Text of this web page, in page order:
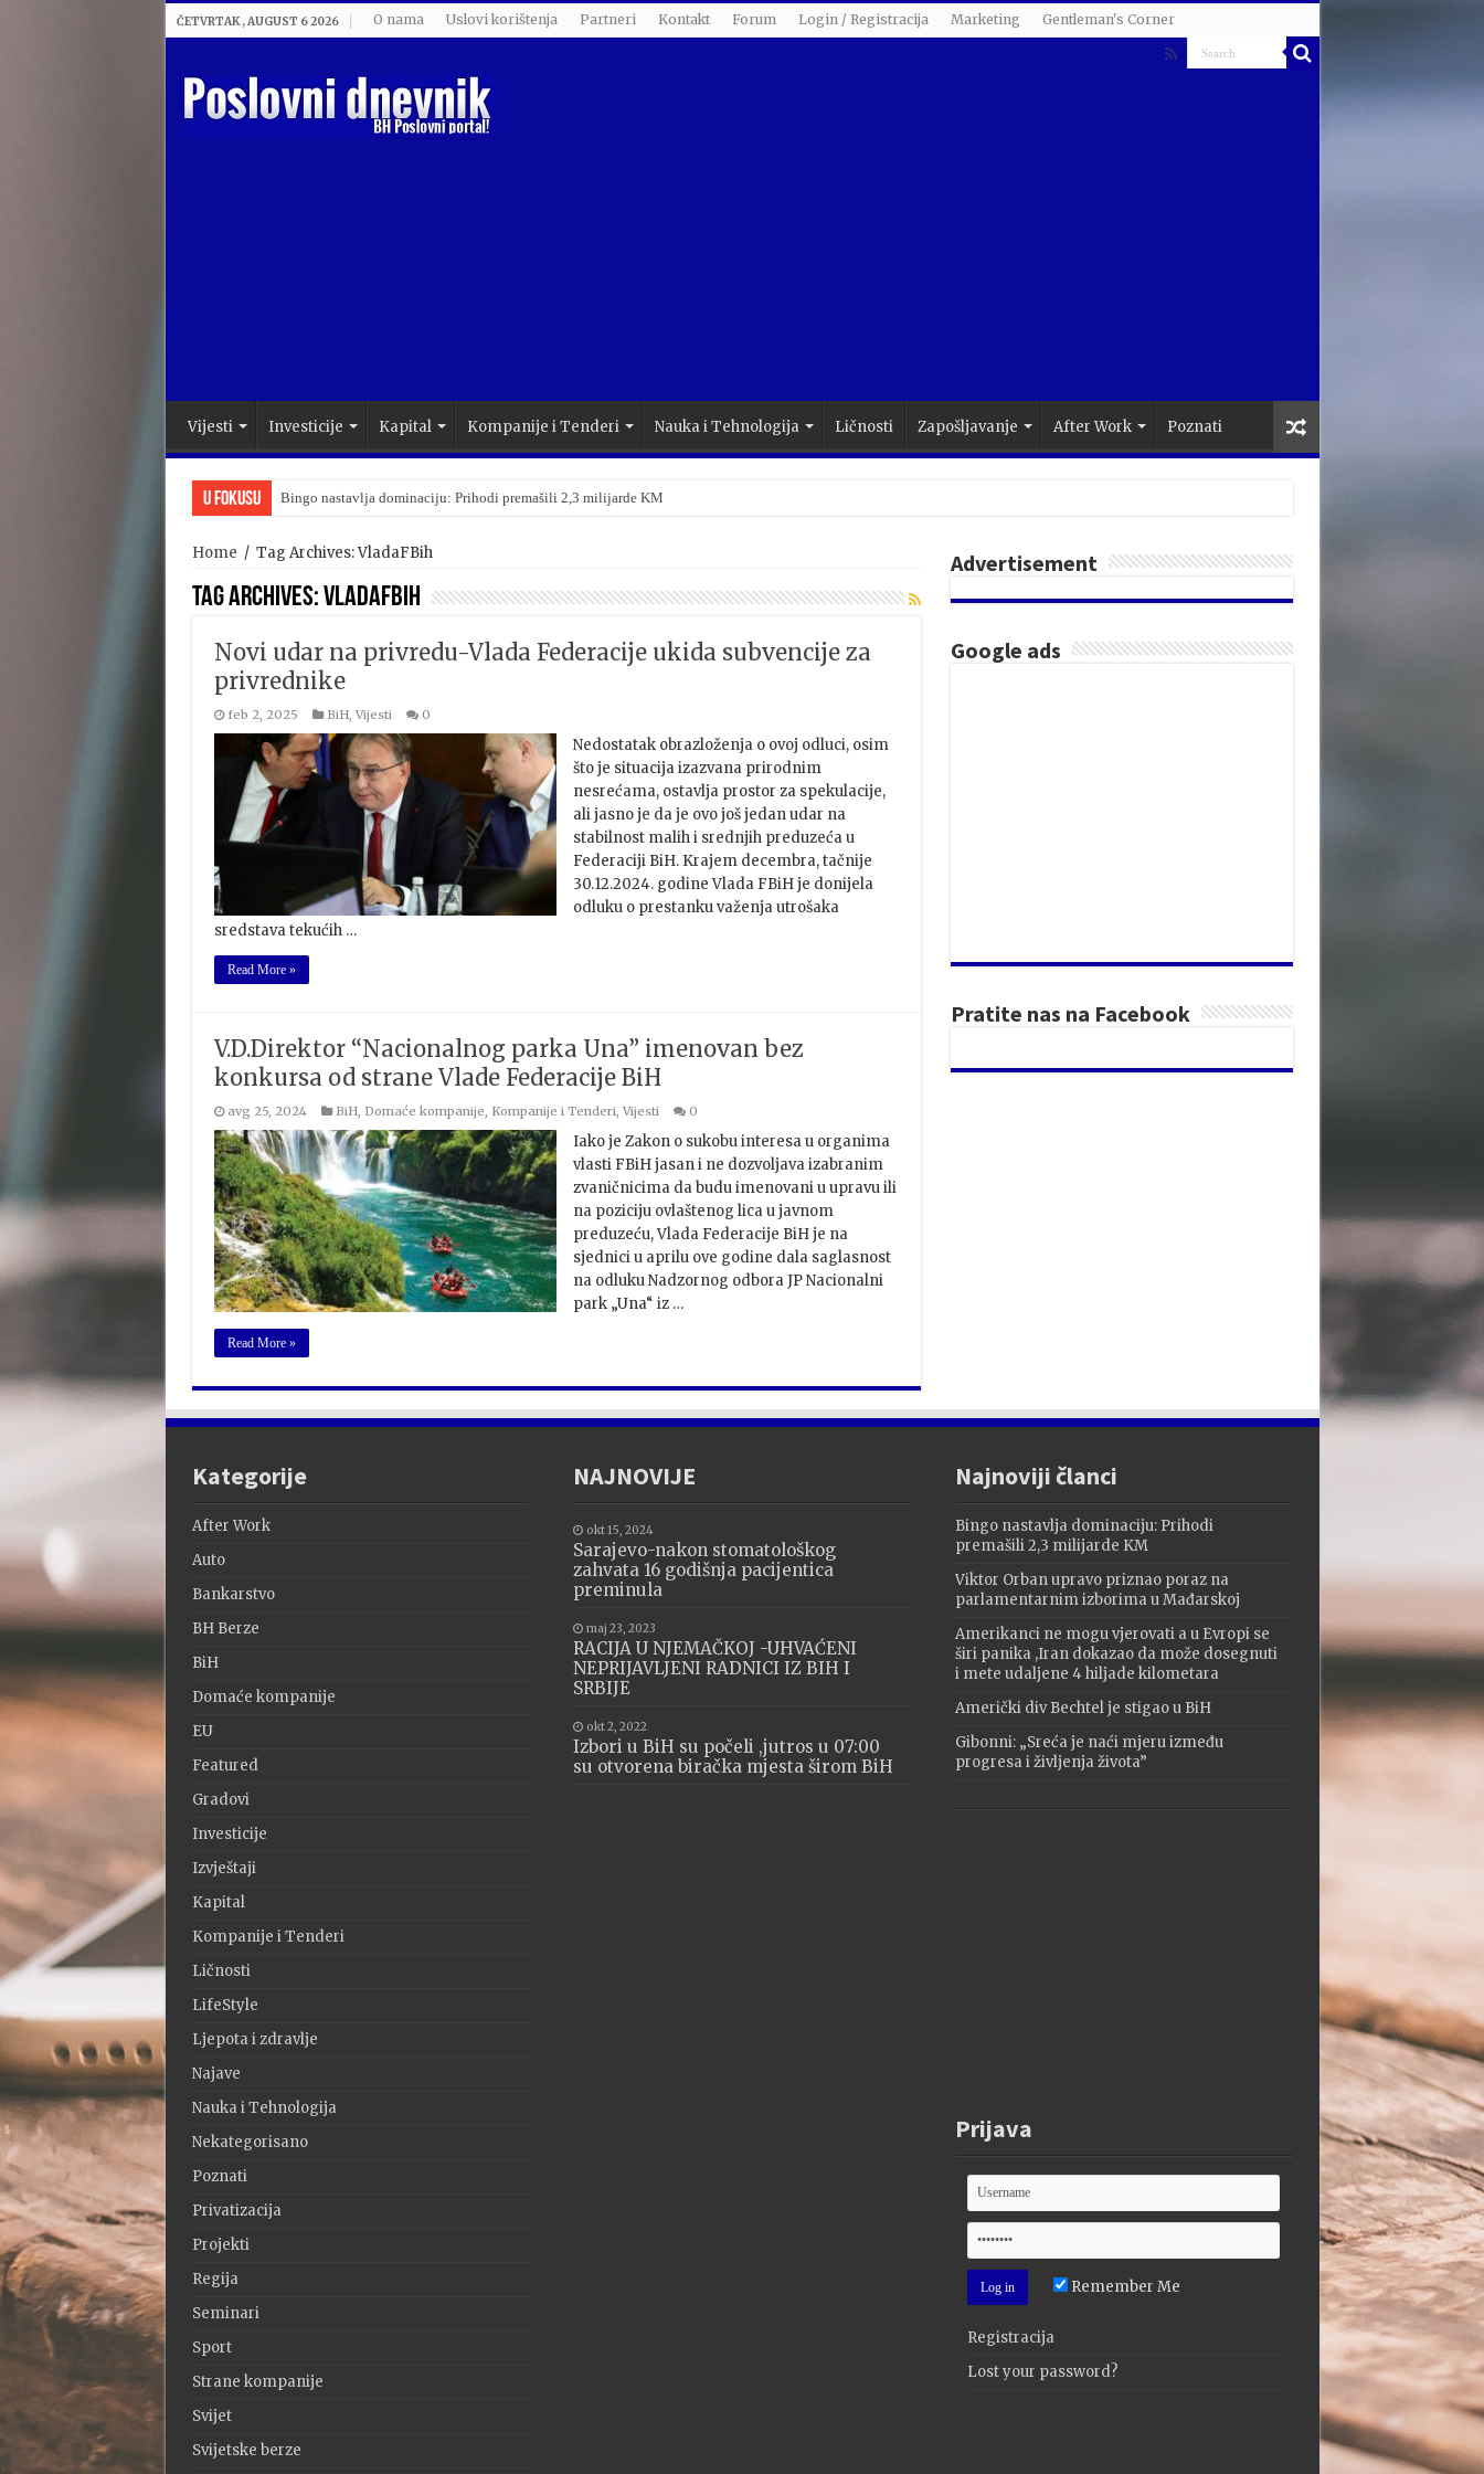
ČETVRTAK , AUGUST 6 2026 O nama Uslovi korištenja Partneri Kontakt Forum Login / Registracija Marketing Gentleman's Corner
Vijesti Investicije Kapital Kompanije i Tenderi Nauka i Tehnologija Ličnosti Zapošljavanje After Work Poznati
U Fokusu Bingo nastavlja dominaciju: Prihodi premašili 2,3 milijarde KM
Home / Tag Archives: VladaFBih
Tag Archives:VladaFBih
Novi udar na privredu-Vlada Federacije ukida subvencije za
privrednike
feb 2, 2025 BiH, Vijesti 0
Nedostatak obrazloženja o ovoj odluci, osim
što je situacija izazvana prirodnim
nesrećama, ostavlja prostor za spekulacije,
ali jasno je da je ovo još jedan udar na
stabilnost malih i srednjih preduzeća u
Federaciji BiH. Krajem decembra, tačnije
30.12.2024. godine Vlada FBiH je donijela
odluku o prestanku važenja utrošaka
sredstava tekućih …
Read More »
V.D.Direktor “Nacionalnog parka Una” imenovan bez
konkursa od strane Vlade Federacije BiH
avg 25, 2024 BiH, Domaće kompanije, Kompanije i Tenderi, Vijesti 0
Iako je Zakon o sukobu interesa u organima
vlasti FBiH jasan i ne dozvoljava izabranim
zvaničnicima da budu imenovani u upravu ili
na poziciju ovlaštenog lica u javnom
preduzeću, Vlada Federacije BiH je na
sjednici u aprilu ove godine dala saglasnost
na odluku Nadzornog odbora JP Nacionalni
park „Una“ iz …
Read More »
Advertisement
Google ads
Pratite nas na Facebook
Kategorije
After Work
Auto
Bankarstvo
BH Berze
BiH
Domaće kompanije
EU
Featured
Gradovi
Investicije
Izvještaji
Kapital
Kompanije i Tenderi
Ličnosti
LifeStyle
Ljepota i zdravlje
Najave
Nauka i Tehnologija
Nekategorisano
Poznati
Privatizacija
Projekti
Regija
Seminari
Sport
Strane kompanije
Svijet
Svijetske berze
NAJNOVIJE
okt 15, 2024
Sarajevo-nakon stomatološkog
zahvata 16 godišnja pacijentica
preminula
maj 23, 2023
RACIJA U NJEMAČKOJ -UHVAĆENI
NEPRIJAVLJENI RADNICI IZ BIH I
SRBIJE
okt 2, 2022
Izbori u BiH su počeli ,jutros u 07:00
su otvorena biračka mjesta širom BiH
Najnoviji članci
Bingo nastavlja dominaciju: Prihodi
premašili 2,3 milijarde KM
Viktor Orban upravo priznao poraz na
parlamentarnim izborima u Mađarskoj
Amerikanci ne mogu vjerovati a u Evropi se
širi panika ,Iran dokazao da može dosegnuti
i mete udaljene 4 hiljade kilometara
Američki div Bechtel je stigao u BiH
Gibonni: „Sreća je naći mjeru između
progresa i življenja života”
Prijava
Remember Me
Registracija
Lost your password?